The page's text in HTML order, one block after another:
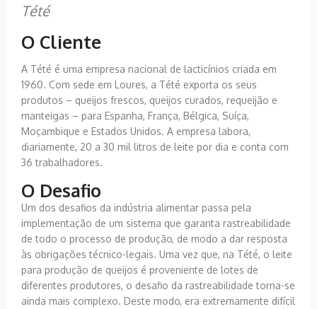
Tété
O Cliente
A Tété é uma empresa nacional de lacticínios criada em
1960. Com sede em Loures, a Tété exporta os seus
produtos – queijos frescos, queijos curados, requeijão e
manteigas – para Espanha, França, Bélgica, Suíça,
Moçambique e Estados Unidos. A empresa labora,
diariamente, 20 a 30 mil litros de leite por dia e conta com
36 trabalhadores.
O Desafio
Um dos desafios da indústria alimentar passa pela
implementação de um sistema que garanta rastreabilidade
de todo o processo de produção, de modo a dar resposta
às obrigações técnico-legais. Uma vez que, na Tété, o leite
para produção de queijos é proveniente de lotes de
diferentes produtores, o desafio da rastreabilidade torna-se
ainda mais complexo. Deste modo, era extremamente difícil